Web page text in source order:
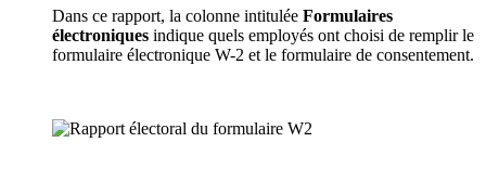
Dans ce rapport, la colonne intitulée Formulaires
électroniques indique quels employés ont choisi de remplir le
formulaire électronique W-2 et le formulaire de consentement.